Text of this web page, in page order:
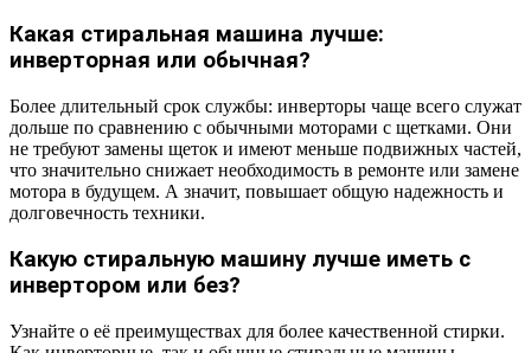
Какая стиральная машина лучше:
инверторная или обычная?
Более длительный срок службы: инверторы чаще всего служат
дольше по сравнению с обычными моторами с щетками. Они
не требуют замены щеток и имеют меньше подвижных частей,
что значительно снижает необходимость в ремонте или замене
мотора в будущем. А значит, повышает общую надежность и
долговечность техники.
Какую стиральную машину лучше иметь с
инвертором или без?
Узнайте о её преимуществах для более качественной стирки.